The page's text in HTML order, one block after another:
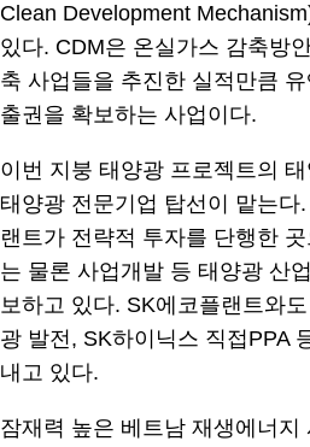
Clean Development
있다. CDM은 온실가스 감축방
축 사업들을 추진한 실적만큼
출권을 확보하는 사업이다.
이번 지붕 태양광 프로젝트의
태양광 전문기업 탑선이 맡는다
랜트가 전략적 투자를 단행한
는 물론 사업개발 등 태양광 산
보하고 있다. SK에코플랜트와
광 발전, SK하이닉스 직접PPA
내고 있다.
잠재력 높은 베트남 재생에너지